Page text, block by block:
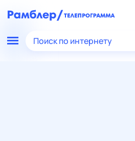
Поиск по интернету